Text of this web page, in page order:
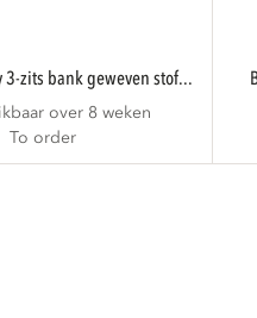
3-zits bank geweven stof...
over 8 weken
To order